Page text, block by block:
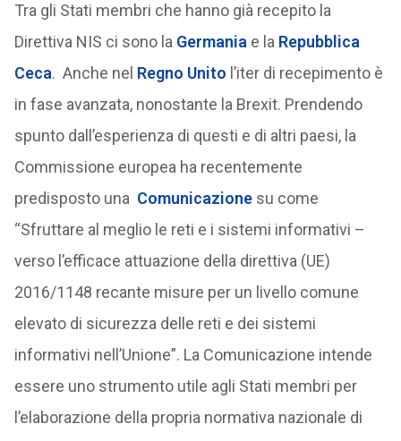
Tra gli Stati membri che hanno già recepito la
Direttiva NIS ci sono la Germania e la Repubblica
Ceca. Anche nel Regno Unito l’iter di recepimento è
in fase avanzata, nonostante la Brexit. Prendendo
spunto dall’esperienza di questi e di altri paesi, la
Commissione europea ha recentemente
predisposto una Comunicazionesu come
“Sfruttare al meglio le reti e i sistemi informativi –
verso l’efficace attuazione della direttiva (UE)
2016/1148 recante misure per un livello comune
elevato di sicurezza delle reti e dei sistemi
informativi nell’Unione”. La Comunicazione intende
essere uno strumento utile agli Stati membri per
l’elaborazione della propria normativa nazionale di